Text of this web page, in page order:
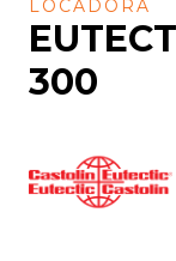
LOCADORA
300